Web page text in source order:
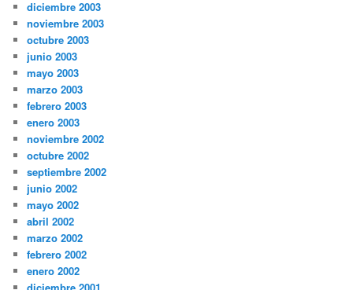
diciembre 2003
noviembre 2003
octubre 2003
junio 2003
mayo 2003
marzo 2003
febrero 2003
enero 2003
noviembre 2002
octubre 2002
septiembre 2002
junio 2002
mayo 2002
abril 2002
marzo 2002
febrero 2002
enero 2002